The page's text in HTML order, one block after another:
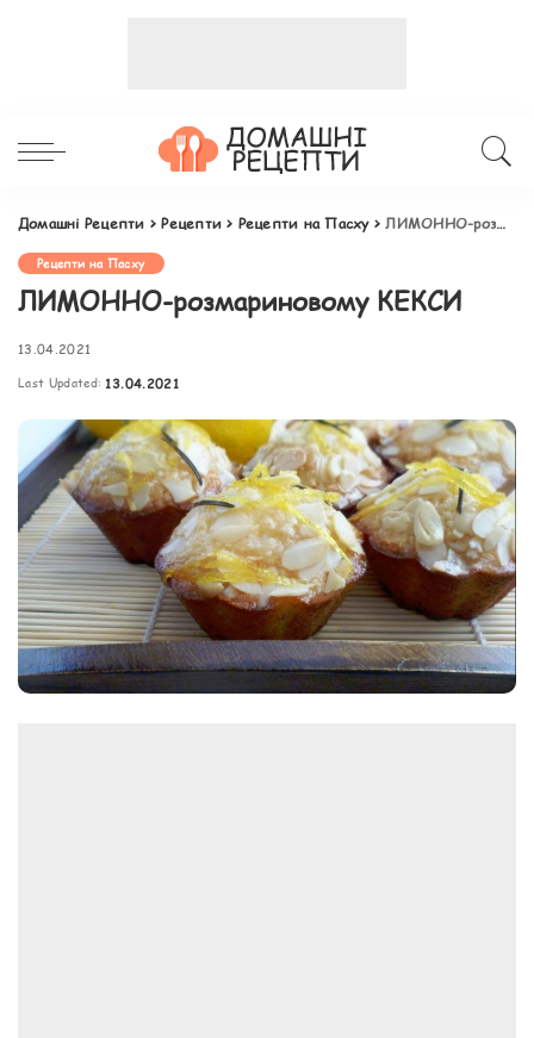
Домашні Рецепти >Рецепти > Рецепти на Пасху>ЛИМОННО-розмариновому КЕКСИ
Рецепти на Пасху
ЛИМОННО-розмариновому КЕКСИ
13.04.2021
Last Updated: 13.04.2021